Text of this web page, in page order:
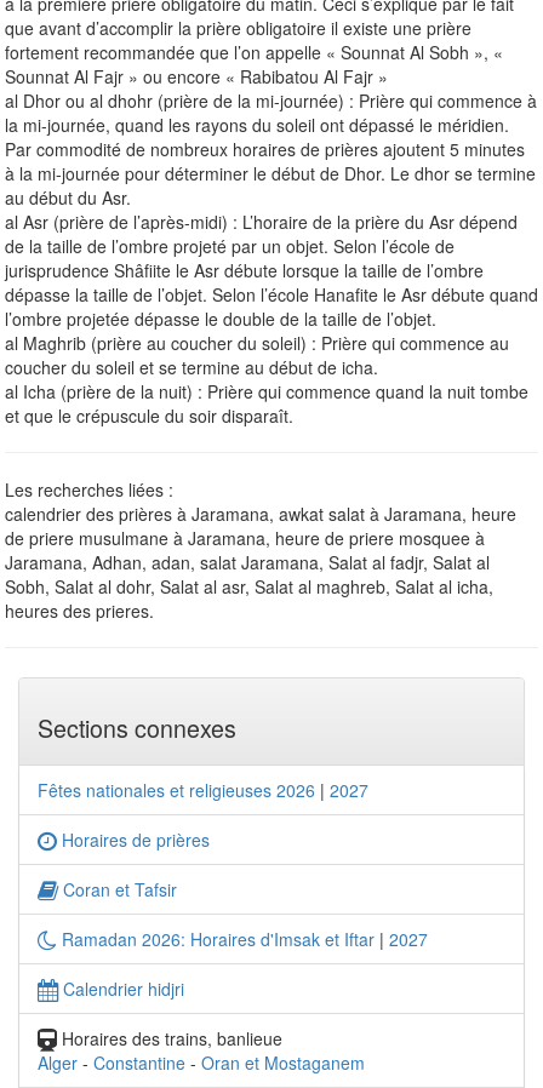
que avant d’accomplir la prière obligatoire il existe une prière
fortement recommandée que l’on appelle « Sounnat Al Sobh », «
Sounnat Al Fajr » ou encore « Rabibatou Al Fajr »
al Dhor ou al dhohr (prière de la mi-journée) : Prière qui commence à
la mi-journée, quand les rayons du soleil ont dépassé le méridien.
Par commodité de nombreux horaires de prières ajoutent 5 minutes
à la mi-journée pour déterminer le début de Dhor. Le dhor se termine
au début du Asr.
al Asr (prière de l’après-midi) : L’horaire de la prière du Asr dépend
de la taille de l’ombre projeté par un objet. Selon l’école de
jurisprudence Shâfiite le Asr débute lorsque la taille de l’ombre
dépasse la taille de l’objet. Selon l’école Hanafite le Asr débute quand
l’ombre projetée dépasse le double de la taille de l’objet.
al Maghrib (prière au coucher du soleil) : Prière qui commence au
coucher du soleil et se termine au début de icha.
al Icha (prière de la nuit) : Prière qui commence quand la nuit tombe
et que le crépuscule du soir disparaît.
Les recherches liées :
calendrier des prières à Jaramana, awkat salat à Jaramana, heure
de priere musulmane à Jaramana, heure de priere mosquee à
Jaramana, Adhan, adan, salat Jaramana, Salat al fadjr, Salat al
Sobh, Salat al dohr, Salat al asr, Salat al maghreb, Salat al icha,
heures des prieres.
Sections connexes
Fêtes nationales et religieuses 2026 | 2027
Horaires de prières
Coran et Tafsir
Ramadan 2026: Horaires d'Imsak et Iftar | 2027
Calendrier hidjri
Horaires des trains, banlieue
Alger - Constantine - Oran et Mostaganem